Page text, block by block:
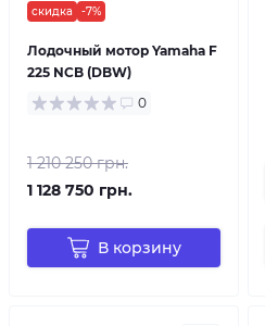
скидка
-7%
Лодочный мотор Yamaha F
225 NCB (DBW)
0
1 210 250 грн.
1 128 750 грн.
В корзину